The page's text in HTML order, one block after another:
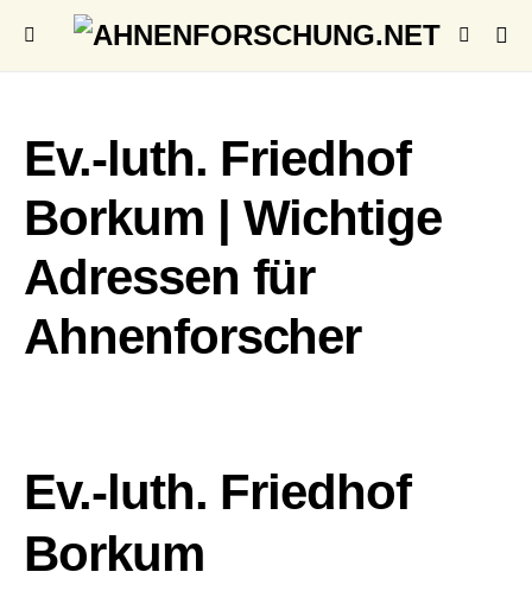
Ev.-luth. Friedhof
Borkum | Wichtige
Adressen für
Ahnenforscher
Ev.-luth. Friedhof
Borkum